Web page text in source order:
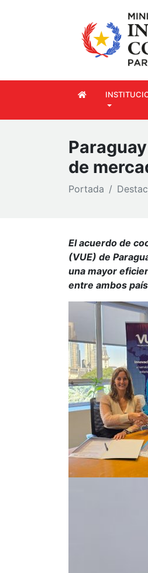
de
Portada
El acuerdo de
(VUE) de
una mayor
entre ambos